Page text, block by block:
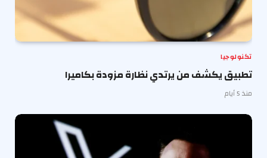
تكنولوجيا
تطبيق يكشف من يرتدي نظارة مزودة بكاميرا
منذ 5 أيام